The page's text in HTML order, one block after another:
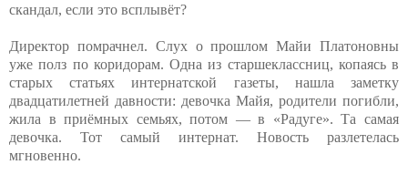
скандал, если это всплывёт?
Директор помрачнел. Слух о прошлом Майи Платоновны
уже полз по коридорам. Одна из старшеклассниц, копаясь в
старых статьях интернатской газеты, нашла заметку
двадцатилетней давности: девочка Майя, родители погибли,
жила в приёмных семьях, потом — в «Радуге». Та самая
девочка. Тот самый интернат. Новость разлетелась
мгновенно.